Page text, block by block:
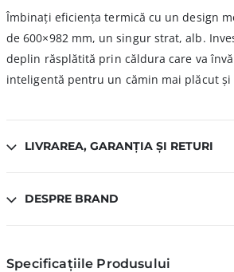
Îmbinați eficiența termică cu un design
de 600×982 mm, un singur strat, alb.
deplin răsplătită prin căldura care va
inteligentă pentru un cămin mai plăcut
LIVRAREA, GARANȚIA ȘI RETURI
DESPRE BRAND
Specificațiile Produsului